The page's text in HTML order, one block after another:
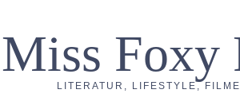
Miss Foxy
LITERATUR, LIFESTYLE,